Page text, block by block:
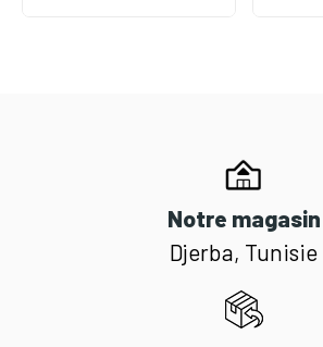
Notre magasin
Djerba, Tunisie